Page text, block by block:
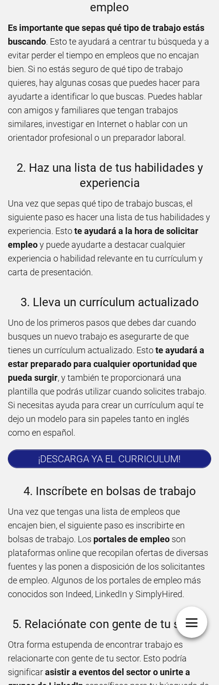
empleo
Es importante que sepas qué tipo de trabajo estás
buscando. Esto te ayudará a centrar tu búsqueda y a
evitar perder el tiempo en empleos que no encajan
bien. Si no estás seguro de qué tipo de trabajo
quieres, hay algunas cosas que puedes hacer para
ayudarte a identificar lo que buscas. Puedes hablar
con amigos y familiares que tengan trabajos
similares, investigar en Internet o hablar con un
orientador profesional o un preparador laboral.
2. Haz una lista de tus habilidades y
experiencia
Una vez que sepas qué tipo de trabajo buscas, el
siguiente paso es hacer una lista de tus habilidades y
experiencia. Estote ayudará a la hora de solicitar
empleoy puede ayudarte a destacar cualquier
experiencia o habilidad relevante en tu currículum y
carta de presentación.
3. Lleva un currículum actualizado
Uno de los primeros pasos que debes dar cuando
busques un nuevo trabajo es asegurarte de que
tienes un currículum actualizado. Estote ayudará a
estar preparado para cualquier oportunidad que
pueda surgir, y también te proporcionará una
plantilla que podrás utilizar cuando solicites trabajo.
Si necesitas ayuda para crear un currículum aquí te
dejo un modelo para sin papeles tanto en inglés
como en español.
¡DESCARGA YA EL CURRICULUM!
4. Inscríbete en bolsas de trabajo
Una vez que tengas una lista de empleos que
encajen bien, el siguiente paso es inscribirte en
bolsas de trabajo. Los portales de empleo son
plataformas online que recopilan ofertas de diversas
fuentes y las ponen a disposición de los solicitantes
de empleo. Algunos de los portales de empleo más
conocidos son Indeed, LinkedIn y SimplyHired.
5. Relaciónate con gente de tu sector
Otra forma estupenda de encontrar trabajo es
relacionarte con gente de tu sector. Esto podría
significarasistir a eventos del sector o unirte a